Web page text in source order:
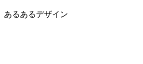
あるあるデザイン